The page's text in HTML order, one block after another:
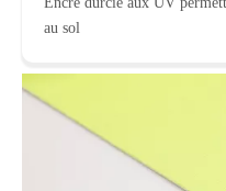
au sol